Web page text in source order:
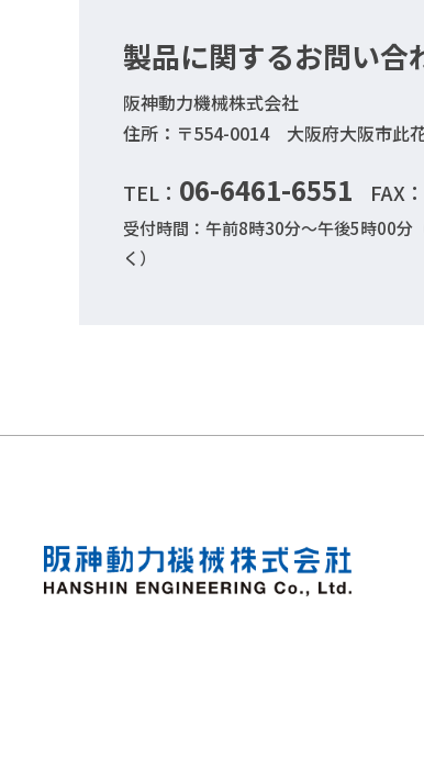
製品に関するお問い合
阪神動力機械株式会社
住所：〒554-0014 大阪府大阪市此
TEL： 06-6461-6551 FAX
受付時間：午前8時30分～午後5時00分
く）